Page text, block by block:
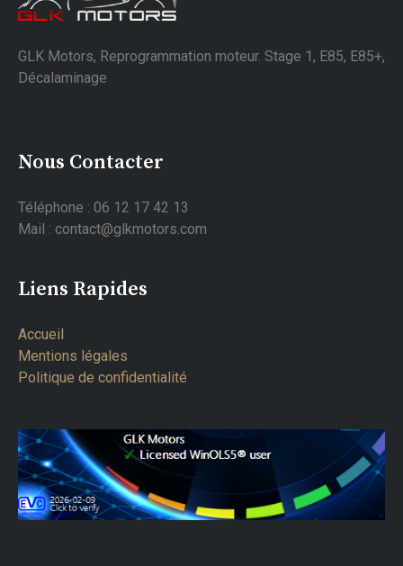
GLK Motors, Reprogrammation moteur. Stage 1, E85, E85+,
Décalaminage
Nous Contacter
Téléphone : 06 12 17 42 13
Mail : contact@glkmotors.com
Liens Rapides
Accueil
Mentions légales
Politique de confidentialité